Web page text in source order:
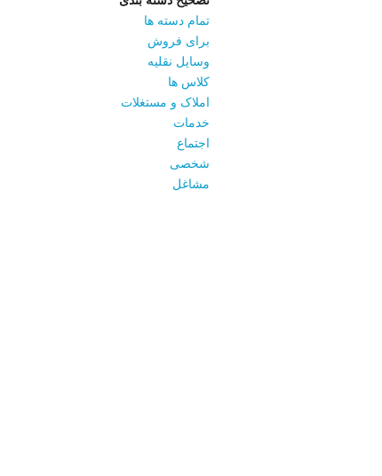
تمام دسته ها
برای فروش
وسایل نقلیه
کلاس ‌ها
املاک و مستغلات
خدمات
اجتماع
شخصی
مشاغل